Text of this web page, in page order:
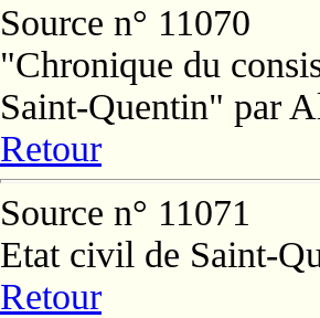
Source n° 11070
"Chronique du
Saint-Quentin" par
Retour
Source n° 11071
Etat civil de Saint-
Retour